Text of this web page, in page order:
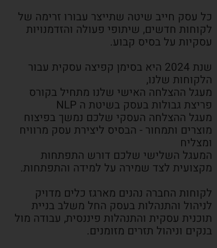
כל עסק חייב שיטה שתייצר עבורו זרימה של
לקוחות חדשים, שיתופי פעולה והזדמנויות
עסקיות על בסיס קבוע.
שנת 2024 היא בסימן קפיצה עסקית עבור
הלקוחות שלנו,
מעגל ההצלחה האישי שלנו מתחיל בקורס
פריצת גבולות בעסק בשיטת ה NLP
מעגל ההצלחה העסקי שלכם נמשך בפיצוח
מוצרים ותמחור - הבסיס ליצירת עסק מרוויח
ומצליח
המעגל השלישי שלכם דורש התפתחות
מקצועית לצד שמירה על למידה והתפתחות.
לקוחות החברה נהנים מארגז כלים מדויק
לניהול והתנהלות בעסק החל משלב בניית
תוכנית עסקית והתנהלות פיננסית, עבודה מול
בנקים וניהול תזרים מזומנים.